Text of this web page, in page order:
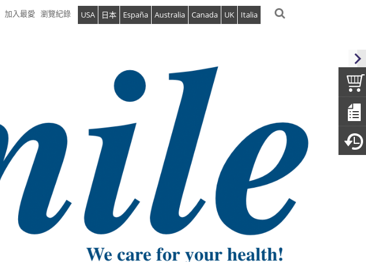
加入最愛 USA 日本 España Australia Canada UK Italia
瀏覽紀錄